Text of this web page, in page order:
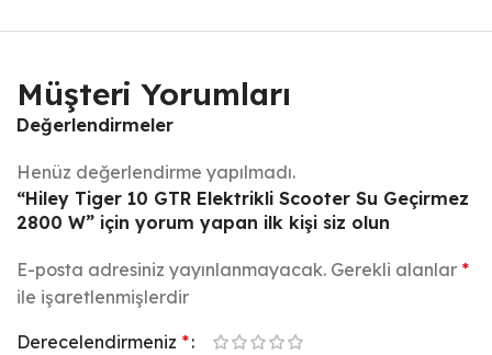
Müşteri Yorumları
Değerlendirmeler
Henüz değerlendirme yapılmadı.
“Hiley Tiger 10 GTR Elektrikli Scooter Su Geçirmez
2800 W” için yorum yapan ilk kişi siz olun
E-posta adresiniz yayınlanmayacak. Gerekli alanlar *
ile işaretlenmişlerdir
Derecelendirmeniz *